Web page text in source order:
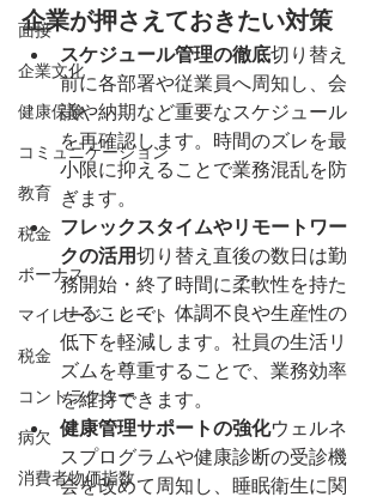
面接
企業文化
健康保険
コミュニケーション
教育
税金
ボーナス
マイレージ・レート
税金
コントラクター
病欠
消費者物価指数
企業が押さえておきたい対策
スケジュール管理の徹底切り替え
前に各部署や従業員へ周知し、会
議や納期など重要なスケジュール
を再確認します。時間のズレを最
小限に抑えることで業務混乱を防
ぎます。
フレックスタイムやリモートワー
クの活用切り替え直後の数日は勤
務開始・終了時間に柔軟性を持た
せることで、体調不良や生産性の
低下を軽減します。社員の生活リ
ズムを尊重することで、業務効率
を維持できます。
健康管理サポートの強化ウェルネ
スプログラムや健康診断の受診機
会を改めて周知し、睡眠衛生に関